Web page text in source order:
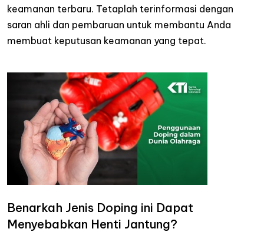
keamanan terbaru. Tetaplah terinformasi dengan
saran ahli dan pembaruan untuk membantu Anda
membuat keputusan keamanan yang tepat.
Benarkah Jenis Doping ini Dapat
Menyebabkan Henti Jantung?